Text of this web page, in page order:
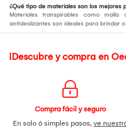
¿Qué tipo de materiales son los mejores
Materiales transpirables como
antideslizantes son ideales para brindar
¡Descubre y compra en
Compra fácil y seguro
En solo 6 simples pasos, ve